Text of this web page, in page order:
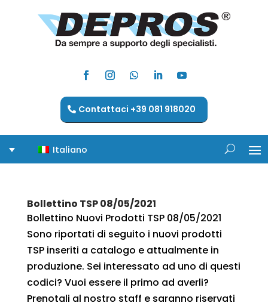
Contattaci +39 081 918020
Italiano
Bollettino TSP 08/05/2021
Bollettino Nuovi Prodotti TSP 08/05/2021
Sono riportati di seguito i nuovi prodotti
TSP inseriti a catalogo e attualmente in
produzione. Sei interessato ad uno di questi
codici? Vuoi essere il primo ad averli?
Prenotali al nostro staff e saranno riservati